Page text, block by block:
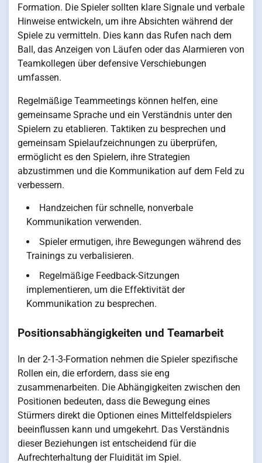
Formation. Die Spieler sollten klare Signale und verbale
Hinweise entwickeln, um ihre Absichten während der
Spiele zu vermitteln. Dies kann das Rufen nach dem
Ball, das Anzeigen von Läufen oder das Alarmieren von
Teamkollegen über defensive Verschiebungen
umfassen.
Regelmäßige Teammeetings können helfen, eine
gemeinsame Sprache und ein Verständnis unter den
Spielern zu etablieren. Taktiken zu besprechen und
gemeinsam Spielaufzeichnungen zu überprüfen,
ermöglicht es den Spielern, ihre Strategien
abzustimmen und die Kommunikation auf dem Feld zu
verbessern.
Handzeichen für schnelle, nonverbale
Kommunikation verwenden.
Spieler ermutigen, ihre Bewegungen während des
Trainings zu verbalisieren.
Regelmäßige Feedback-Sitzungen
implementieren, um die Effektivität der
Kommunikation zu besprechen.
Positionsabhängigkeiten und Teamarbeit
In der 2-1-3-Formation nehmen die Spieler spezifische
Rollen ein, die erfordern, dass sie eng
zusammenarbeiten. Die Abhängigkeiten zwischen den
Positionen bedeuten, dass die Bewegung eines
Stürmers direkt die Optionen eines Mittelfeldspielers
beeinflussen kann und umgekehrt. Das Verständnis
dieser Beziehungen ist entscheidend für die
Aufrechterhaltung der Fluidität im Spiel.